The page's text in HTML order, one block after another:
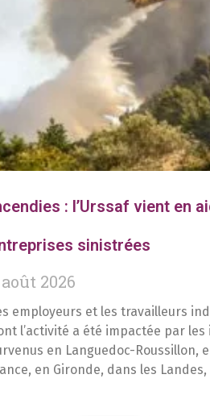
: l’Urssaf vient en
sinistrées
2026
employeurs et les travailleurs
l’activité a été impactée par les
en Languedoc-Roussillon,
en Gironde, dans les Landes,